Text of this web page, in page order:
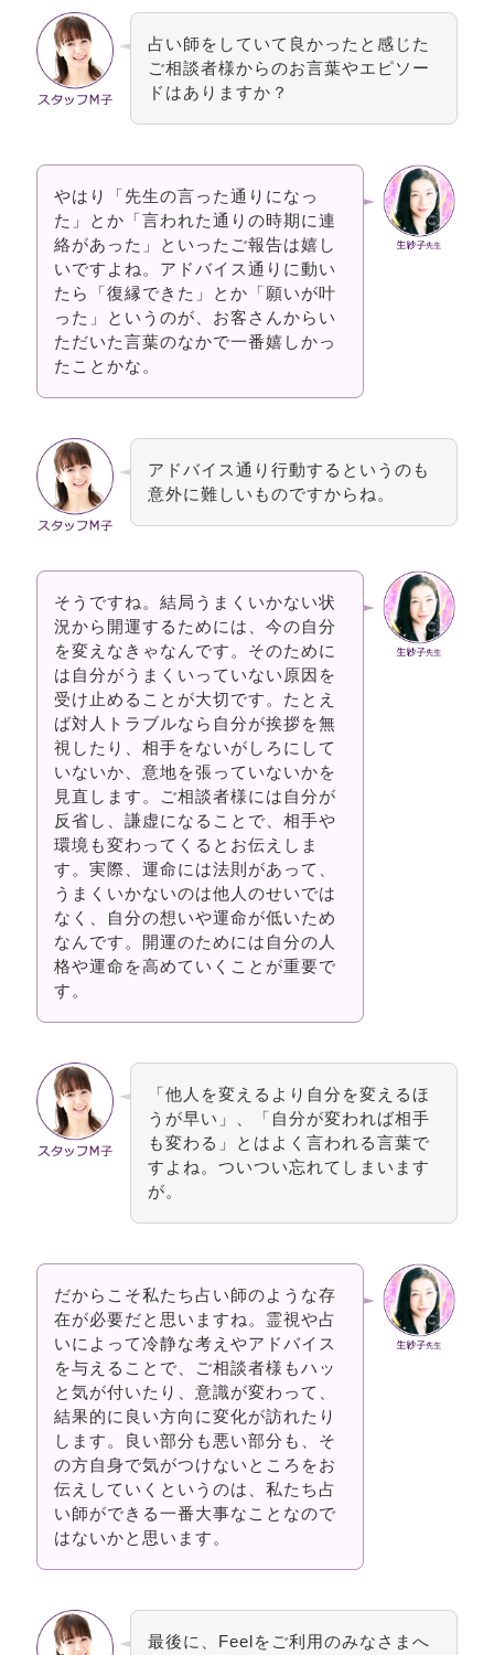
占い師をしていて良かったと感じた
ご相談者様からのお言葉やエピソー
ドはありますか？
やはり「先生の言った通りになっ
た」とか「言われた通りの時期に連
絡があった」といったご報告は嬉し
いですよね。アドバイス通りに動い
たら「復縁できた」とか「願いが叶
った」というのが、お客さんからい
ただいた言葉のなかで一番嬉しかっ
たことかな。
アドバイス通り行動するというのも
意外に難しいものですからね。
そうですね。結局うまくいかない状
況から開運するためには、今の自分
を変えなきゃなんです。そのために
は自分がうまくいっていない原因を
受け止めることが大切です。たとえ
ば対人トラブルなら自分が挨拶を無
視したり、相手をないがしろにして
いないか、意地を張っていないかを
見直します。ご相談者様には自分が
反省し、謙虚になることで、相手や
環境も変わってくるとお伝えしま
す。実際、運命には法則があって、
うまくいかないのは他人のせいでは
なく、自分の想いや運命が低いため
なんです。開運のためには自分の人
格や運命を高めていくことが重要で
す。
「他人を変えるより自分を変えるほ
うが早い」、「自分が変われば相手
も変わる」とはよく言われる言葉で
すよね。ついつい忘れてしまいます
が。
だからこそ私たち占い師のような存
在が必要だと思いますね。霊視や占
いによって冷静な考えやアドバイス
を与えることで、ご相談者様もハッ
と気が付いたり、意識が変わって、
結果的に良い方向に変化が訪れたり
します。良い部分も悪い部分も、そ
の方自身で気がつけないところをお
伝えしていくというのは、私たち占
い師ができる一番大事なことなので
はないかと思います。
最後に、Feelをご利用のみなさまへ